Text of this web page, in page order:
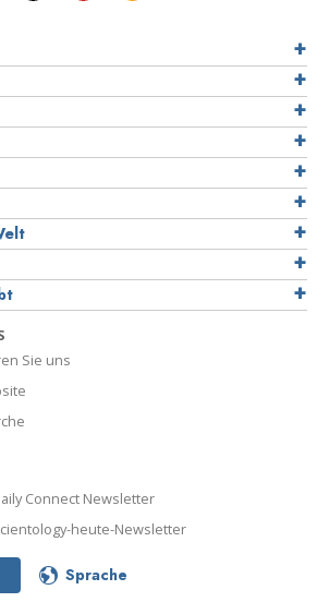
Sie uns
Connect Newsletter
heute-Newsletter
Sprache